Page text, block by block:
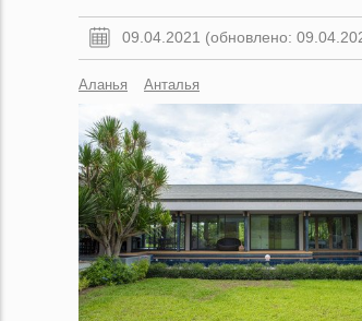
09.04.2021 (обновлено:
Аланья Анталья